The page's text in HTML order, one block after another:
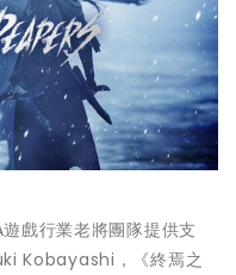
戲行業老將團隊提供支
Kobayashi，
《終焉之